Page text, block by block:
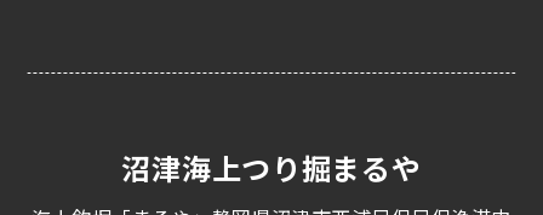
沼津海上つり掘まるや